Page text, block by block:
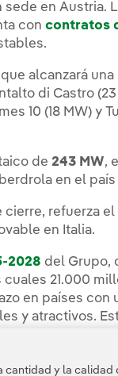
en Austria.
concontratos
alcanzará
di Castro (23
10 (18 MW) y
de 243 MW,
en el país
cierre, refuerza
en Italia.
2028 del Grupo,
cuales 21.000
en países con
y atractivos.
cantidad y la calidad